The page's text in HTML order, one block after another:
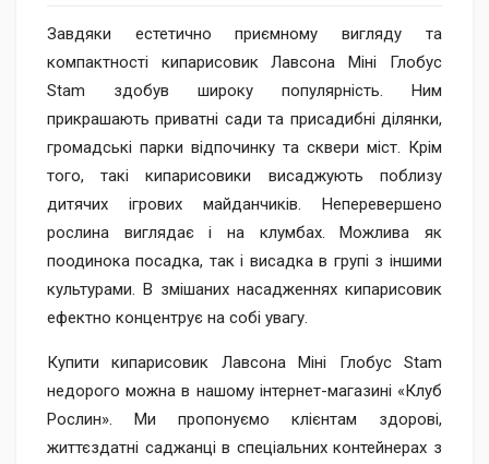
Завдяки естетично приємному вигляду та
компактності кипарисовик Лавсона Міні Глобус
Stam здобув широку популярність. Ним
прикрашають приватні сади та присадибні ділянки,
громадські парки відпочинку та сквери міст. Крім
того, такі кипарисовики висаджують поблизу
дитячих ігрових майданчиків. Неперевершено
рослина виглядає і на клумбах. Можлива як
поодинока посадка, так і висадка в групі з іншими
культурами. В змішаних насадженнях кипарисовик
ефектно концентрує на собі увагу.
Купити кипарисовик Лавсона Міні Глобус Stam
недорого можна в нашому інтернет-магазині «Клуб
Рослин». Ми пропонуємо клієнтам здорові,
життєздатні саджанці в спеціальних контейнерах з